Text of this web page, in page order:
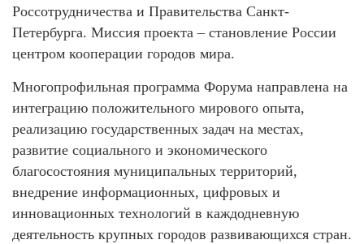
Россотрудничества и Правительства Санкт-
Петербурга. Миссия проекта – становление России
центром кооперации городов мира.
Многопрофильная программа Форума направлена на
интеграцию положительного мирового опыта,
реализацию государственных задач на местах,
развитие социального и экономического
благосостояния муниципальных территорий,
внедрение информационных, цифровых и
инновационных технологий в каждодневную
деятельность крупных городов развивающихся стран.